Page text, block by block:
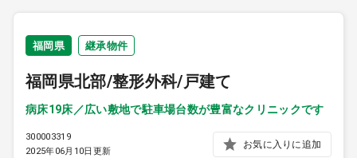
福岡県 継承物件
福岡県北部/整形外科/戸建て
病床19床／広い敷地で駐車場台数が豊富なクリニックです
300003319
2025年06月10日更新
お気に入りに追加